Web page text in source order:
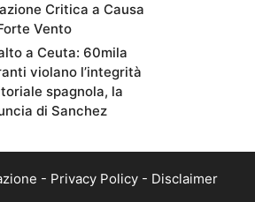
Critica a Causa
Vento
a Ceuta: 60mila
violano l’integrità
spagnola, la
di Sanchez
- Privacy Policy - Disclaimer